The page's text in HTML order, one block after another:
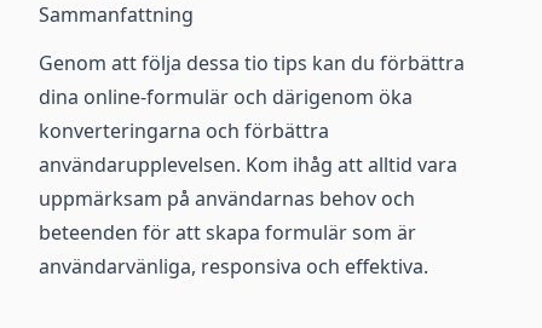
Sammanfattning
Genom att följa dessa tio tips kan du förbättra
dina online-formulär och därigenom öka
konverteringarna och förbättra
användarupplevelsen. Kom ihåg att alltid vara
uppmärksam på användarnas behov och
beteenden för att skapa formulär som är
användarvänliga, responsiva och effektiva.